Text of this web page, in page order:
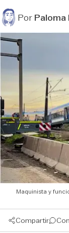
PorPaloma
Maquinista y
Compartir